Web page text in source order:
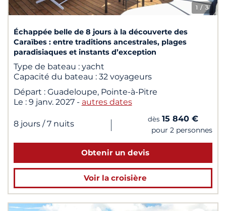
1 / 3
Échappée belle de 8 jours à la découverte des
Caraïbes : entre traditions ancestrales, plages
paradisiaques et instants d’exception
Type de bateau : yacht
Capacité du bateau : 32 voyageurs
Départ : Guadeloupe, Pointe-à-Pitre
Le : 9 janv. 2027 - autres dates
8 jours / 7 nuits | dès 15 840 €
pour 2 personnes
Obtenir un devis
Voir la croisière